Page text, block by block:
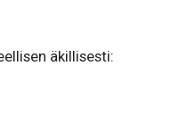
äkillisesti: